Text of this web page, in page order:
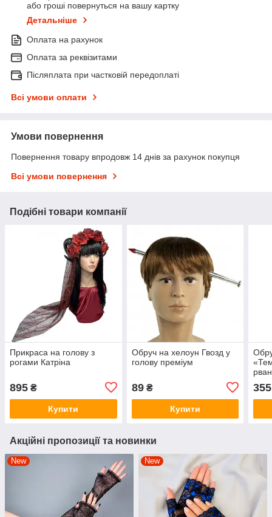
або гроші повернуться на вашу картку
Детальніше
Оплата на рахунок
Оплата за реквізитами
Післяплата при частковій передоплаті
Всі умови оплати
Умови повернення
Повернення товару впродовж 14 днів за рахунок покупця
Всі умови повернення
Подібні товари компанії
Прикраса на голову з
рогами Катріна
895 ₴
Купити
Обруч на хелоун Гвозд у
голову преміум
89₴
Купити
355
Акційні пропозиції та новинки
New New